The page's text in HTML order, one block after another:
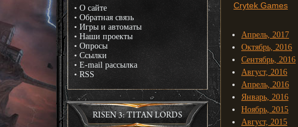
• О сайте
• Обратная связь
• Игры и автоматы
• Наши проекты
• Опросы
• Ссылки
• E-mail рассылка
• RSS
RISEN 3: TITAN LORDS
Crytek Games
Апрель, 2017
Октябрь, 2016
Сентябрь, 2016
Август, 2016
Апрель, 2016
Январь, 2016
Ноябрь, 2015
Август, 2015